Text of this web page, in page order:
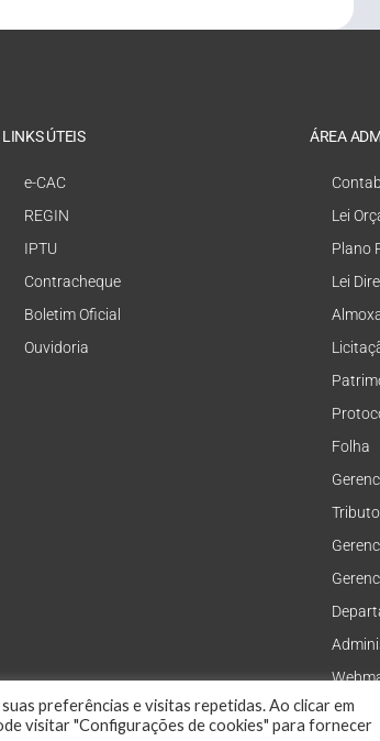
LINKS ÚTEIS
e-CAC
REGIN
IPTU
Contracheque
Boletim Oficial
Ouvidoria
ÁREA
Lei
Plano
Lei
Folha
preferências e visitas repetidas. Ao clicar em
visitar "Configurações de cookies" para fornecer